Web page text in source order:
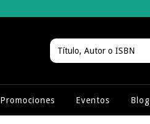
Promociones Eventos Blog